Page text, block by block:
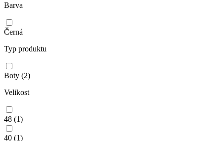
Barva
Černá
Typ produktu
Boty (2)
Velikost
48 (1)
40 (1)